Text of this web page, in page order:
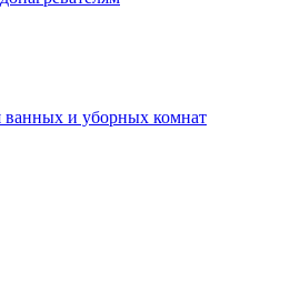
ванных и уборных комнат